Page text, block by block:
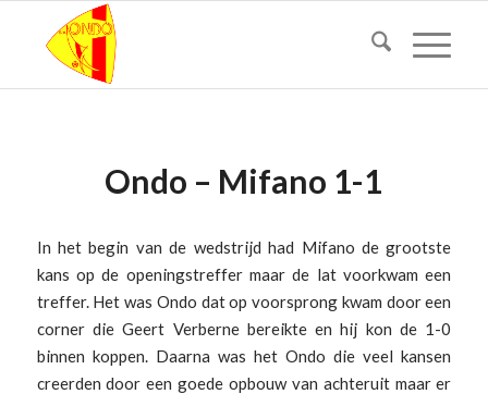
Ondo – Mifano 1-1
In het begin van de wedstrijd had Mifano de grootste
kans op de openingstreffer maar de lat voorkwam een
treffer. Het was Ondo dat op voorsprong kwam door een
corner die Geert Verberne bereikte en hij kon de 1-0
binnen koppen. Daarna was het Ondo die veel kansen
creerden door een goede opbouw van achteruit maar er